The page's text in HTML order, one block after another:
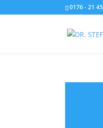
0176 - 21